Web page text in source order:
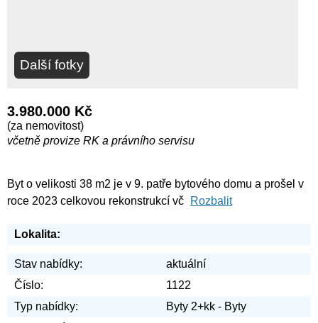
Další fotky
3.980.000 Kč
(za nemovitost)
včetně provize RK a právního servisu
Byt o velikosti 38 m2 je v 9. patře bytového domu a prošel v
roce 2023 celkovou rekonstrukcí vč
Rozbalit
Lokalita:
Stav nabídky:
aktuální
Číslo:
1122
Typ nabídky:
Byty 2+kk - Byty